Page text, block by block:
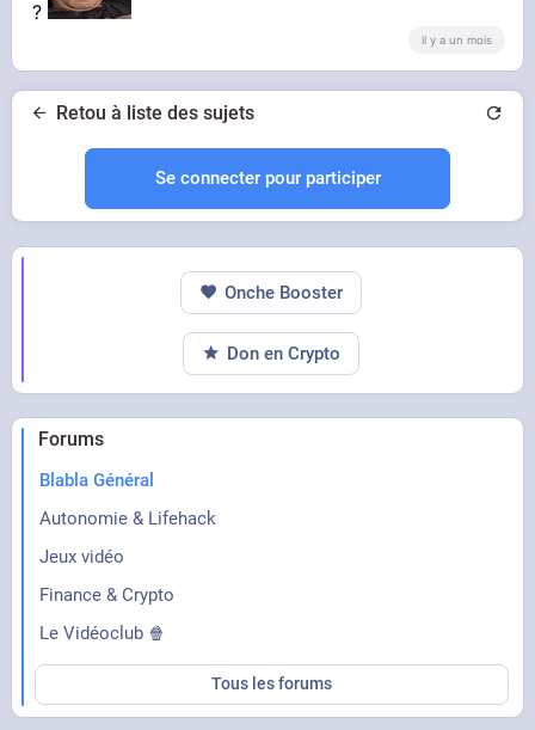
?
il y a un mois
Retou à liste des sujets
Se connecter pour participer
Forums
Blabla Général
Autonomie & Lifehack
Jeux vidéo
Finance & Crypto
Le Vidéoclub 🍿
Tous les forums
Onche Booster
Don en Crypto